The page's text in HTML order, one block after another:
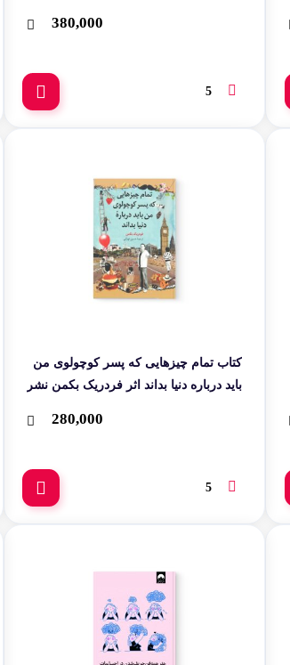
380,000
5
کتاب تمام چیزهایی که پسر کوچولوی من
باید درباره دنیا بداند اثر فردریک بکمن نشر
280,000
5